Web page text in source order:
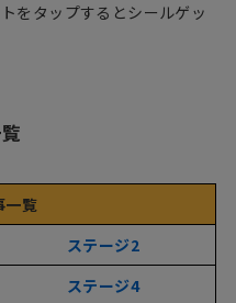
をタップするとシールゲッ
一覧
ステージ2
ステージ4